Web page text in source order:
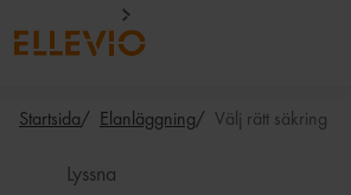
Startsida Elanläggning Välj rätt säkring
Lyssna